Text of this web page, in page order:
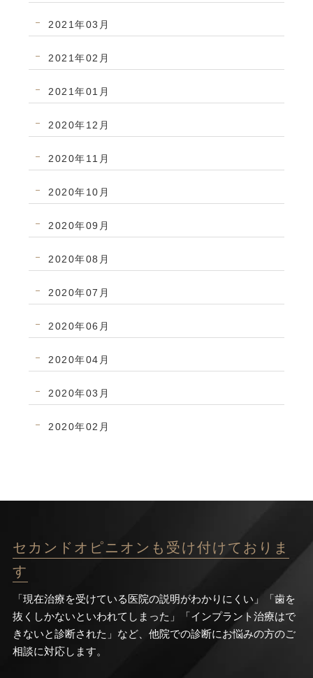
2021年03月
2021年02月
2021年01月
2020年12月
2020年11月
2020年10月
2020年09月
2020年08月
2020年07月
2020年06月
2020年04月
2020年03月
2020年02月
セカンドオピニオンも受け付けておりま
す
「現在治療を受けている医院の説明がわかりにくい」「歯を
抜くしかないといわれてしまった」「インプラント治療はで
きないと診断された」など、他院での診断にお悩みの方のご
相談に対応します。